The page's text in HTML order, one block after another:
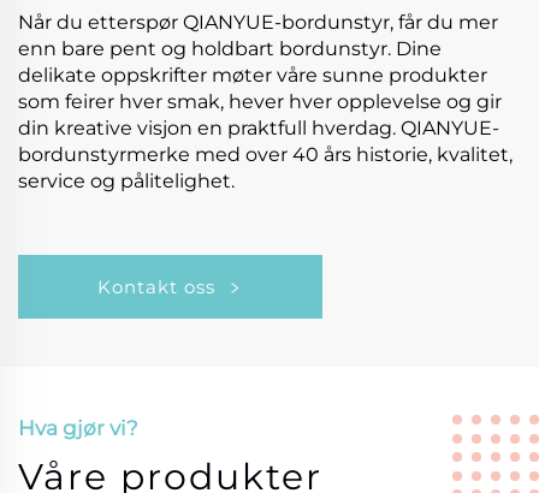
Når du etterspør QIANYUE-bordunstyr, får du mer
enn bare pent og holdbart bordunstyr. Dine
delikate oppskrifter møter våre sunne produkter
som feirer hver smak, hever hver opplevelse og gir
din kreative visjon en praktfull hverdag. QIANYUE-
bordunstyrmerke med over 40 års historie, kvalitet,
service og pålitelighet.
Kontakt oss
Hva gjør vi?
Våre produkter